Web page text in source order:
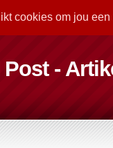
cookies om jou
-